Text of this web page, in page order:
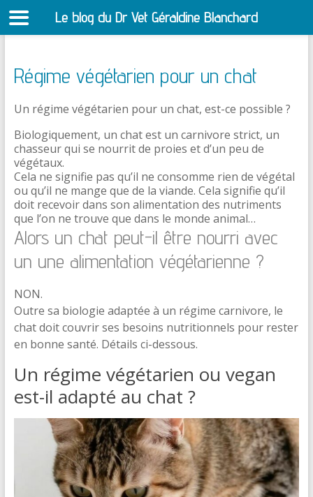
Régime végétarien pour un chat
Un régime végétarien pour un chat, est-ce possible ?
Biologiquement, un chat est un carnivore strict, un
chasseur qui se nourrit de proies et d’un peu de
végétaux.
Cela ne signifie pas qu’il ne consomme rien de végétal
ou qu’il ne mange que de la viande. Cela signifie qu’il
doit recevoir dans son alimentation des nutriments
que l’on ne trouve que dans le monde animal…
Alors un chat peut-il être nourri avec
un une alimentation végétarienne ?
NON.
Outre sa biologie adaptée à un régime carnivore, le
chat doit couvrir ses besoins nutritionnels pour rester
en bonne santé. Détails ci-dessous.
Un régime végétarien ou vegan
est-il adapté au chat ?
Le blog du Dr Vet Géraldine Blanchard